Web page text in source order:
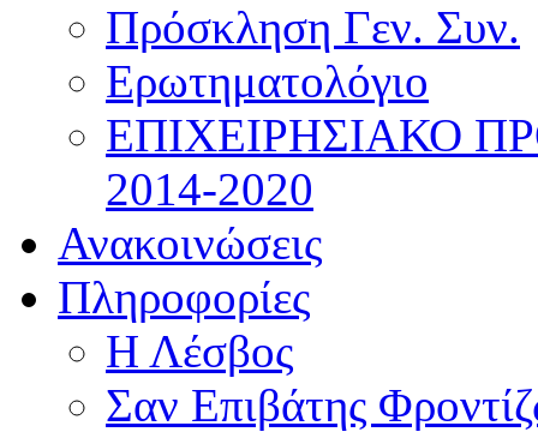
Πρόσκληση Γεν. Συν.
Ερωτηματολόγιο
ΕΠΙΧΕΙΡΗΣΙΑΚΟ
2014-2020
Ανακοινώσεις
Πληροφορίες
Η Λέσβος
Σαν Επιβάτης